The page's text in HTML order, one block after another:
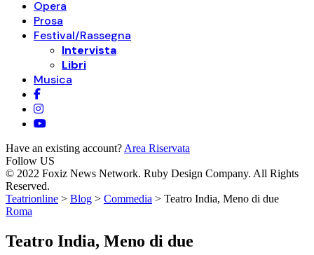
Opera
Prosa
Festival/Rassegna
Intervista
Libri
Musica
Have an existing account? Area Riservata
Follow US
© 2022 Foxiz News Network. Ruby Design Company. All Rights
Reserved.
Teatrionline > Blog > Commedia > Teatro India, Meno di due
Roma
Teatro India, Meno di due